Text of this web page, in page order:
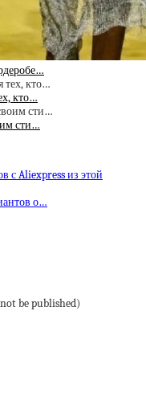
кто…
сти…
с Aliexpress из этой
о…
be published)